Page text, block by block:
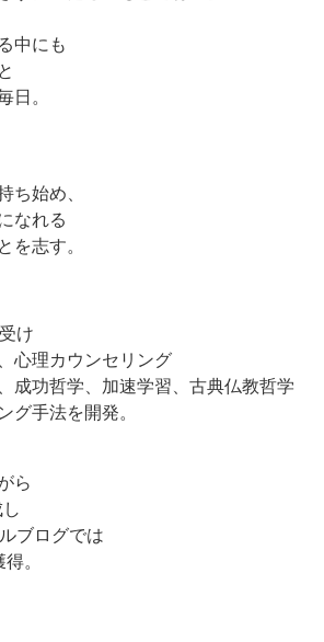
中にも
日。
ち始め、
なれる
を志す。
け
心理カウンセリング
成功哲学、加速学習、古典仏教哲学
グ手法を開発。
ら
ブログでは
。